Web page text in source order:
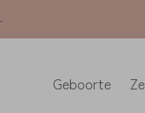
Geboorte